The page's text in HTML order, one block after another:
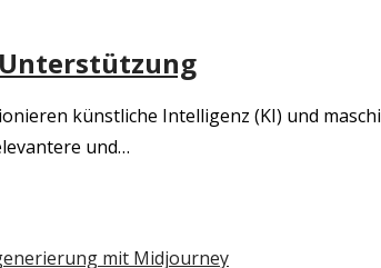
künstliche Intelligenz (KI) und
und…